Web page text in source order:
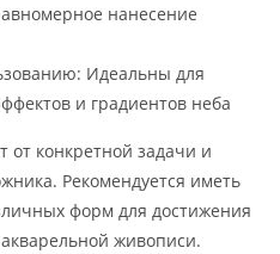
нанесение
Идеальны для
и градиентов неба
конкретной задачи и
Рекомендуется иметь
форм для достижения
живописи.